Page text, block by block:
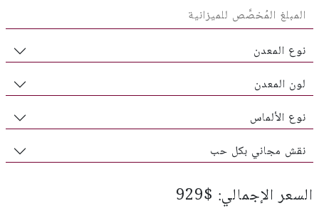
نوع المعدن
لون المعدن
نوع الألماس
نقش مجاني بكل حب
السعر الإجمالي: $929